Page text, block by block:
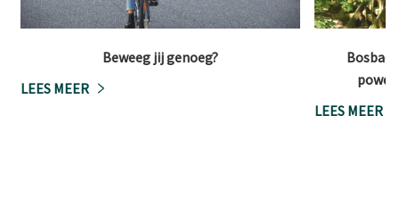
Beweeg jij genoeg?
LEES MEER
LEES MEER